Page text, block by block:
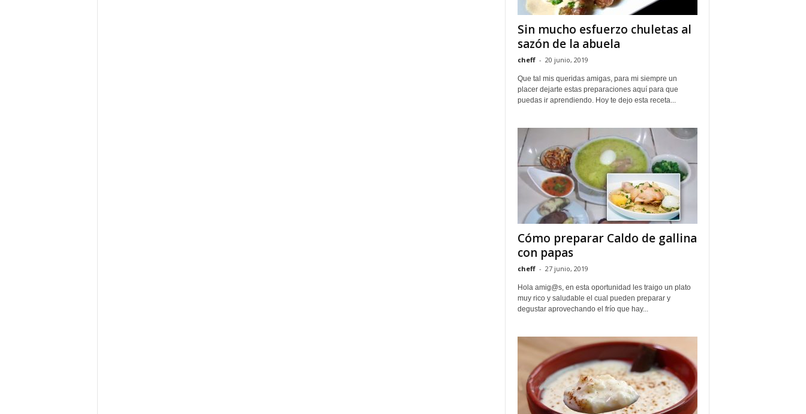
Sin mucho esfuerzo chuletas al
sazón de la abuela
cheff - 20 junio, 2019
Que tal mis queridas amigas, para mi siempre un
placer dejarte estas preparaciones aquí para que
puedas ir aprendiendo. Hoy te dejo esta receta...
Cómo preparar Caldo de gallina
con papas
cheff - 27 junio, 2019
Hola amig@s, en esta oportunidad les traigo un plato
muy rico y saludable el cual pueden preparar y
degustar aprovechando el frío que hay...